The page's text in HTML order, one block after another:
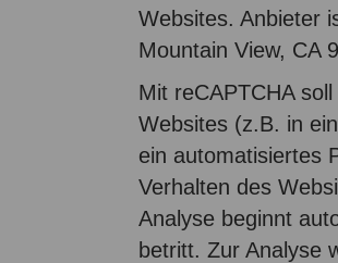
Websites. Anbieter
Mountain View, CA
Mit reCAPTCHA
Websites (z.B. in
ein automatisiertes
Verhalten des
Analyse beginnt
betritt. Zur Analyse